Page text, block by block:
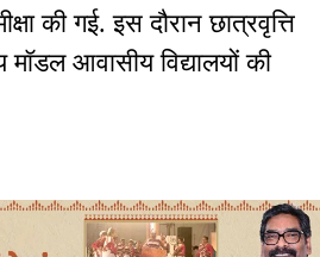
की गई. इस दौरान छात्रवृत्ति
आवासीय विद्यालयों की